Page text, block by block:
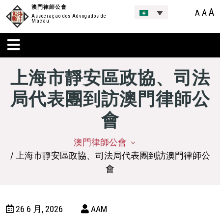
澳門律師公會
Associação dos Advogados de
Macau
A AA
上海市靜安區政協、司法
局代表團到訪澳門律師公
會
澳門律師公會
/ 上海市靜安區政協、司法局代表團到訪澳門律師公
會
26 6 月, 2026 AAM